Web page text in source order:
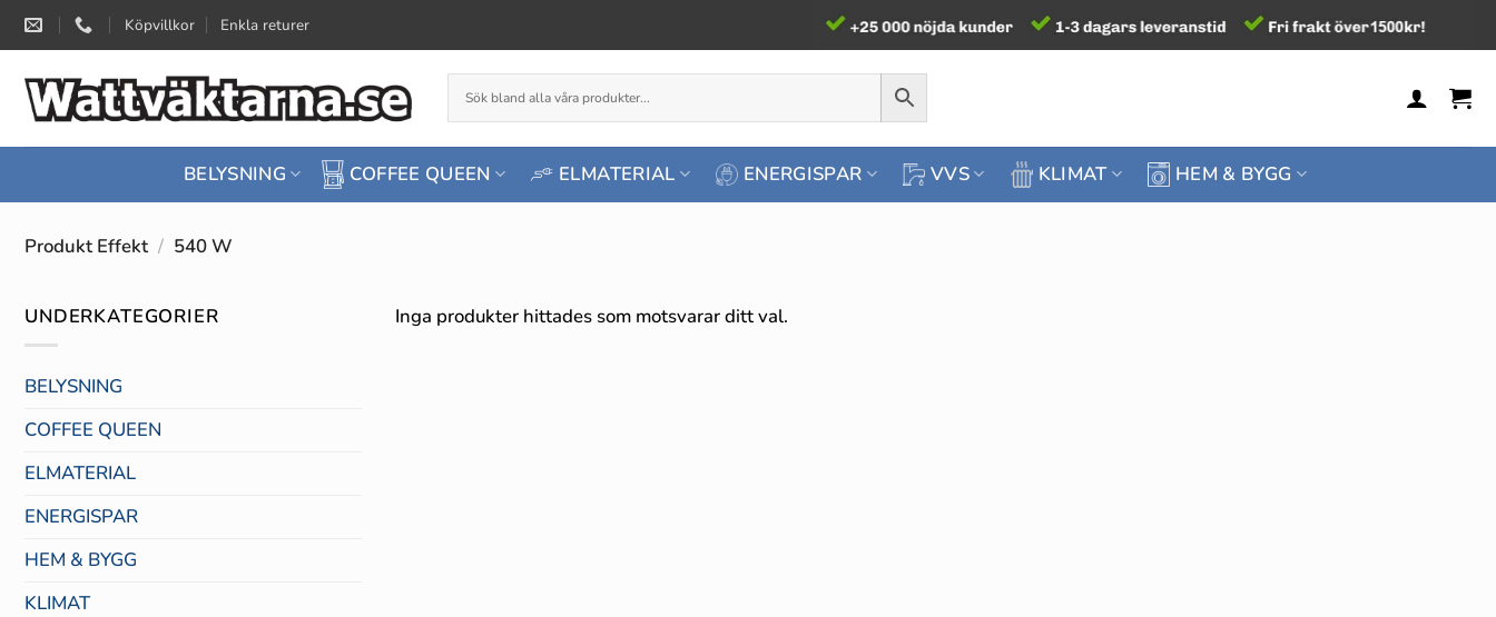
Skip
Köpvillkor Enkla returer
BELYSNING COFFEE QUEEN ELMATERIAL ENERGISPAR VVS KLIMAT HEM & BYGG
Produkt Effekt / 540 W
UNDERKATEGORIER
BELYSNING
COFFEE QUEEN
ELMATERIAL
ENERGISPAR
HEM & BYGG
KLIMAT
Inga produkter hittades som motsvarar ditt val.